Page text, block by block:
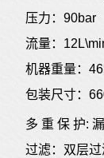
压力：90bar
流量：
机器重量：
包装尺寸：
多 重 保 护:
过滤：双层